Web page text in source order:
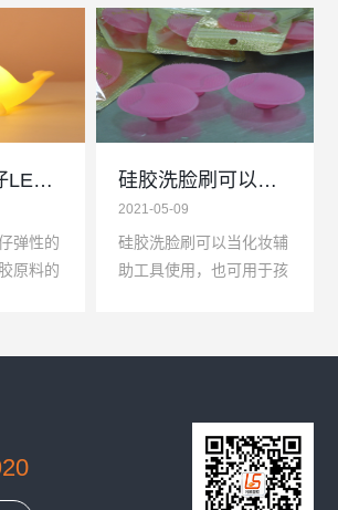
加工主
一款硅
产能
事情，大批量生产硅胶立
体公仔还是有一定几率出
现黑点或者脏污，主要...
硅胶立体公仔LED灯的弹性影响因素
弹性的
原料的
制作硅
硅胶洗脸刷可以用于化妆辅助工具使用
2021-05-09
硅胶洗脸刷可以当化妆辅
助工具使用，也可用于孩
用于脸部去除角质，脸部